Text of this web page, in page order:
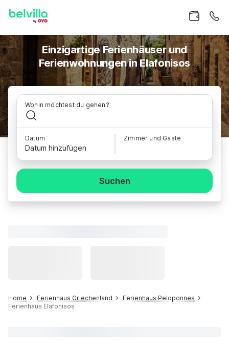
Einzigartige Ferienhäuser und
Ferienwohnungen in Elafonisos
Wohin möchtest du gehen?
Datum
Datum hinzufügen
Zimmer und Gäste
Suchen
Home Ferienhaus Griechenland
Ferienhaus Peloponnes
Ferienhaus Elafonisos